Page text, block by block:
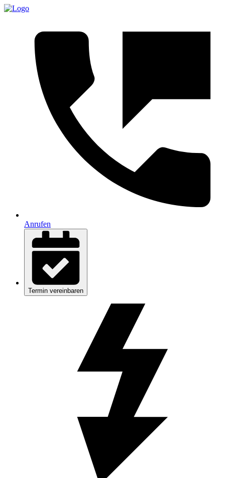
Anrufen
Termin vereinbaren